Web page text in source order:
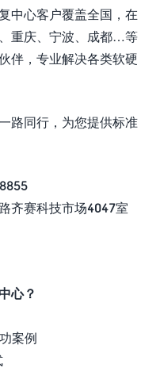
中心客户覆盖全国，在
重庆、宁波、成都…等
伴，专业解决各类软硬
路同行，为您提供标准
齐赛科技市场4047室
心？
案例